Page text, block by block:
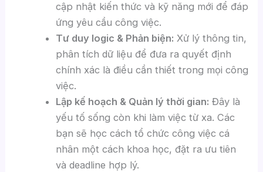
cập nhật kiến thức và kỹ năng mới để đáp
ứng yêu cầu công việc.
Tư duy logic & Phản biện: Xử lý thông tin,
phân tích dữ liệu để đưa ra quyết định
chính xác là điều cần thiết trong mọi công
việc.
Lập kế hoạch & Quản lý thời gian: Đây là
yếu tố sống còn khi làm việc từ xa. Các
bạn sẽ học cách tổ chức công việc cá
nhân một cách khoa học, đặt ra ưu tiên
và deadline hợp lý.